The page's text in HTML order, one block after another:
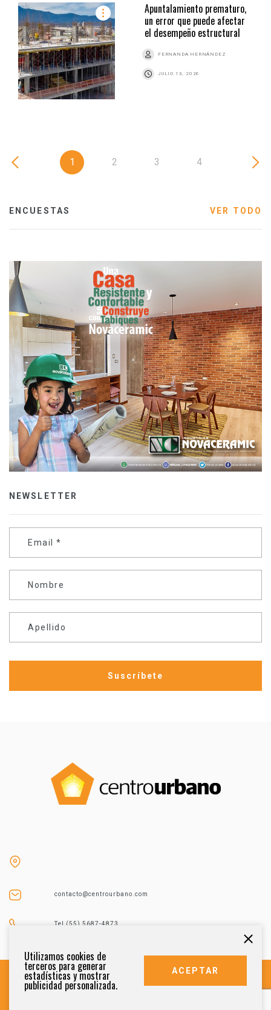
Apuntalamiento prematuro,
un error que puede afectar
el desempeño estructural
FERNANDA HERNÁNDEZ
JULIO 13, 2026
1 2 3 4
ENCUESTAS VER TODO
NEWSLETTER
Email *
Nombre
Apellido
contacto@centrourbano.com
Tel (55) 5687-4873
Utilizamos cookies de
terceros para generar
estadísticas y mostrar
publicidad personalizada.
ACEPTAR